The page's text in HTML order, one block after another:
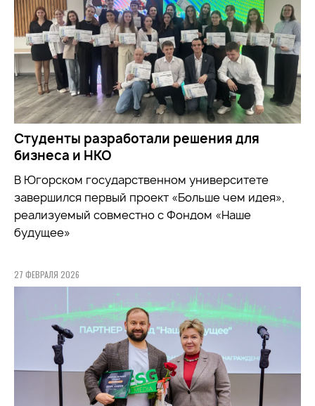
Студенты разработали решения для
бизнеса и НКО
В Югорском государственном университете
завершился первый проект «Больше чем идея»,
реализуемый совместно с Фондом «Наше
будущее»
27 ФЕВРАЛЯ 2026